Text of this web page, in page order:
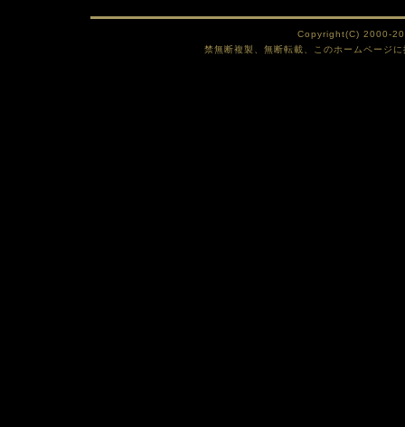
Copyright(C) 2000-
禁無断複製、無断転載、このホームページ